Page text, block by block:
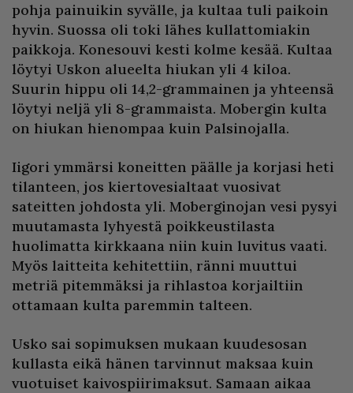
pohja painuikin syvälle, ja kultaa tuli paikoin
hyvin. Suossa oli toki lähes kullattomiakin
paikkoja. Konesouvi kesti kolme kesää. Kultaa
löytyi Uskon alueelta hiukan yli 4 kiloa.
Suurin hippu oli 14,2-grammainen ja yhteensä
löytyi neljä yli 8-grammaista. Mobergin kulta
on hiukan hienompaa kuin Palsinojalla.
Iigori ymmärsi koneitten päälle ja korjasi heti
tilanteen, jos kiertovesialtaat vuosivat
sateitten johdosta yli. Moberginojan vesi pysyi
muutamasta lyhyestä poikkeustilasta
huolimatta kirkkaana niin kuin luvitus vaati.
Myös laitteita kehitettiin, ränni muuttui
metriä pitemmäksi ja rihlastoa korjailtiin
ottamaan kulta paremmin talteen.
Usko sai sopimuksen mukaan kuudesosan
kullasta eikä hänen tarvinnut maksaa kuin
vuotuiset kaivospiirimaksut. Samaan aikaa